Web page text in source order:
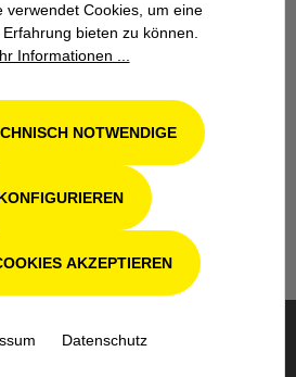
in Odenthal / Köln
für Garten-, Forst-
Geräte in Odenthal bei
auch nach dem Kauf mit
Tat zur Seite.
verwendet Cookies, um eine
bieten zu können.
Informationen ...
NOTWENDIGE
AKZEPTIEREN
Datenschutz